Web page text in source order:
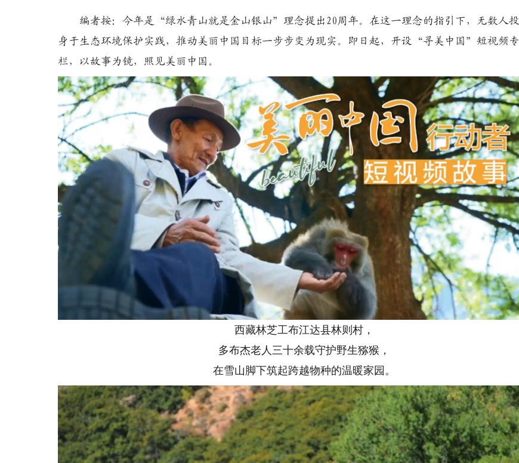
编者按：今年是“绿水青山就是金山银山”理念提出20周年。在这一理念的指引下，无数人投
身于生态环境保护实践，推动美丽中国目标一步步变为现实。即日起，开设“寻美中国”短视频专
栏，以故事为镜，照见美丽中国。
西藏林芝工布江达县林则村，
多布杰老人三十余载守护野生猕猴，
在雪山脚下筑起跨越物种的温暖家园。